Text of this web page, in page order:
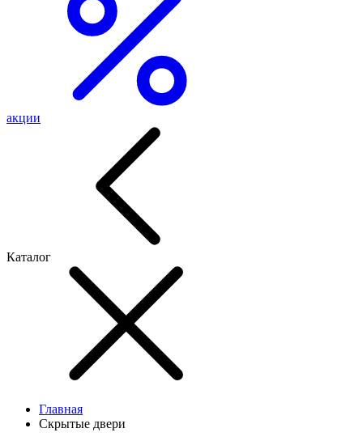
акции
Каталог
Главная
Скрытые двери